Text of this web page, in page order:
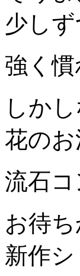
少し
強く慣
しか
花の
流石
お待
新作シ